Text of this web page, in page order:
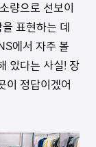
량으로 선보이
표현하는 데
에서 자주 볼
있다는 사실! 장
이 정답이겠어